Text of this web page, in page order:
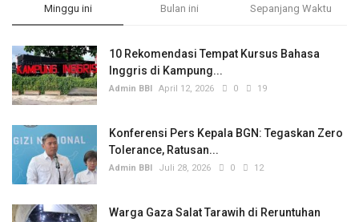
Opini
Berita Daerah
Minggu ini Bulan ini Sepanjang Waktu
10 Rekomendasi Tempat Kursus Bahasa
Inggris di Kampung...
Admin BBI April 12, 2026 0 19
Konferensi Pers Kepala BGN: Tegaskan Zero
Tolerance, Ratusan...
Admin BBI Juli 28, 2026 0 12
Warga Gaza Salat Tarawih di Reruntuhan